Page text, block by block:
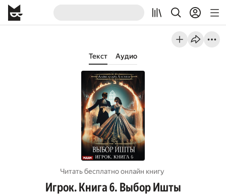
Текст Аудио
Читать бесплатно онлайн книгу
Игрок. Книга 6. Выбор Ишты